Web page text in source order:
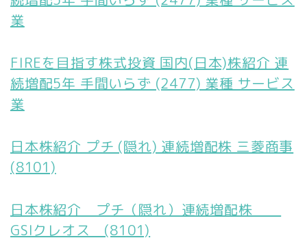
業
FIREを目指す株式投資 国内(日本)株紹介 連
続増配5年 手間いらず (2477) 業種 サービス
業
日本株紹介 プチ (隠れ) 連続増配株 三菱商事
(8101)
日本株紹介 プチ（隠れ）連続増配株
GSIクレオス (8101)